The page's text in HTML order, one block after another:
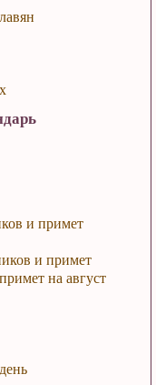
и примет
и примет
на август